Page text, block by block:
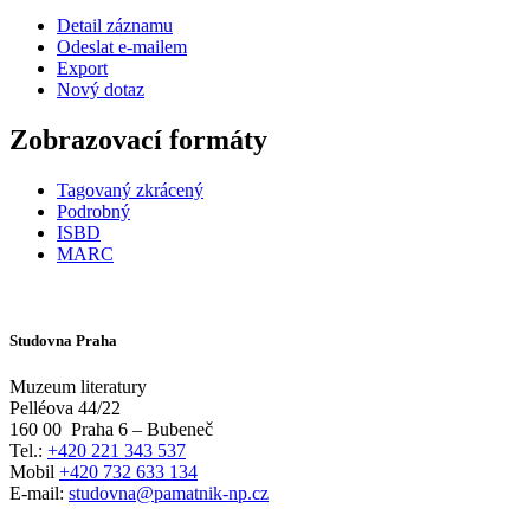
Detail záznamu
Odeslat e-mailem
Export
Nový dotaz
Zobrazovací formáty
Tagovaný zkrácený
Podrobný
ISBD
MARC
Studovna Praha
Muzeum literatury
Pelléova 44/22
160 00 Praha 6 – Bubeneč
Tel.: +420 221 343 537
Mobil +420 732 633 134
E-mail: studovna@pamatnik-np.cz